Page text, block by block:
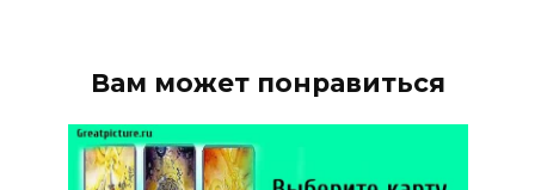
Вам может понравиться